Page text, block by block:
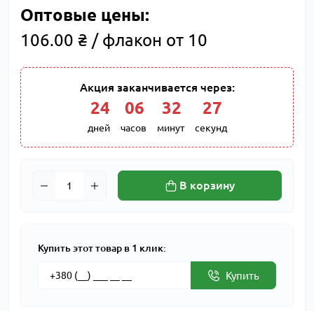
Оптовые цены:
106.00 ₴ / флакон от 10
Акция заканчивается через:
24
дней
06
часов
32
минут
26
секунд
В корзину
Купить этот товар в 1 клик:
Купить